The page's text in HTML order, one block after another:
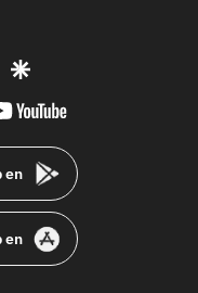
twittergoogle
youtube-
en
en